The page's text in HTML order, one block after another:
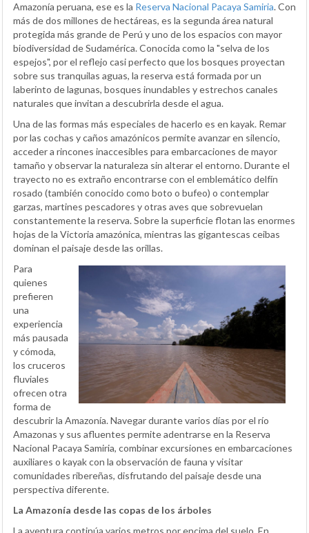
Amazonía peruana, ese es la Reserva Nacional Pacaya Samiria. Con
más de dos millones de hectáreas, es la segunda área natural
protegida más grande de Perú y uno de los espacios con mayor
biodiversidad de Sudamérica. Conocida como la "selva de los
espejos", por el reflejo casi perfecto que los bosques proyectan
sobre sus tranquilas aguas, la reserva está formada por un
laberinto de lagunas, bosques inundables y estrechos canales
naturales que invitan a descubrirla desde el agua.
Una de las formas más especiales de hacerlo es en kayak. Remar
por las cochas y caños amazónicos permite avanzar en silencio,
acceder a rincones inaccesibles para embarcaciones de mayor
tamaño y observar la naturaleza sin alterar el entorno. Durante el
trayecto no es extraño encontrarse con el emblemático delfín
rosado (también conocido como boto o bufeo) o contemplar
garzas, martines pescadores y otras aves que sobrevuelan
constantemente la reserva. Sobre la superficie flotan las enormes
hojas de la Victoria amazónica, mientras las gigantescas ceibas
dominan el paisaje desde las orillas.
Para
quienes
prefieren
una
experiencia
más pausada
y cómoda,
los cruceros
fluviales
ofrecen otra
forma de
descubrir la Amazonía. Navegar durante varios días por el río
Amazonas y sus afluentes permite adentrarse en la Reserva
Nacional Pacaya Samiria, combinar excursiones en embarcaciones
auxiliares o kayak con la observación de fauna y visitar
comunidades ribereñas, disfrutando del paisaje desde una
perspectiva diferente.
La Amazonía desde las copas de los árboles
La aventura continúa varios metros por encima del suelo. En